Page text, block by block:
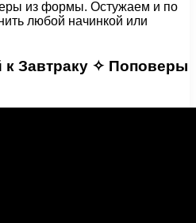
из формы. Остужаем и по
любой начинкой или
к Завтраку ✧ Поповеры